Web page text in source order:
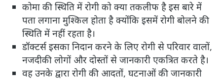
कोमा की स्थिति में रोगी को क्या तकलीफ है इस बारे में
पता लगाना मुश्किल होता है क्योंकि इसमें रोगी बोलने की
स्थिति में नहीं रहता है।
डॉक्टर्स इसका निदान करने के लिए रोगी से परिवार वालों,
नजदीकी लोगों और दोस्तों से जानकारी एकत्रित करते है।
वह उनके द्वारा रोगी की आदतों, घटनाओं की जानकारी